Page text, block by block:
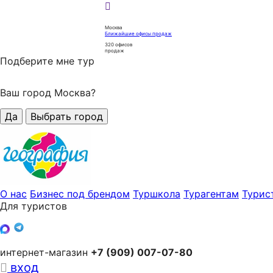
Москва
Ближайшие офисы продаж
320 офисов
продаж
Подберите мне тур
Ваш город Москва?
Да
Выбрать город
О нас Бизнес под брендом Туршкола Турагентам
Для туристов
интернет-магазин +7 (909) 007-07-80
вход